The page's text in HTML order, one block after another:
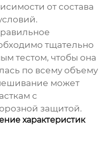
от состава
тщательно
тестом, чтобы она
по всему объему
может
с
защитой.
характеристик